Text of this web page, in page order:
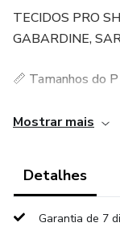
TECIDOS PRO
GABARDINE,
📏 Tamanhos do
📧 Enviados
profissionais
👉 Perfeito para
Mostrar mais
Detalhes
Garantia de 7